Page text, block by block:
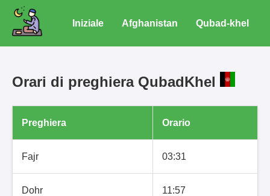
Iniziale Afghanistan Qubad-khel
Orari di preghiera QubadKhel
Preghiera Orario
Fajr 03:31
Dohr 11:57